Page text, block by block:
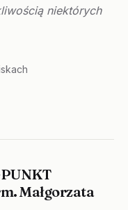
niektórych
Małgorzata